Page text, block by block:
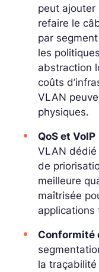
peut ajouter
refaire le
par
les
abstraction
coûts
VLAN
physiques.
QoS et VoIP
VLAN
de
meilleure
maîtrisée
applications
Conformité
la traçabilité